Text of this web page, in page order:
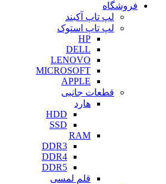
فروشگاه
لپ تاپ آکبند
لپ تاپ استوک
HP
DELL
LENOVO
MICROSOFT
APPLE
قطعات جانبی
هارد
HDD
SSD
RAM
DDR3
DDR4
DDR5
قلم لمسی